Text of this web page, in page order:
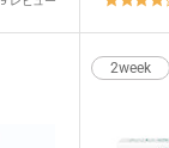
2week